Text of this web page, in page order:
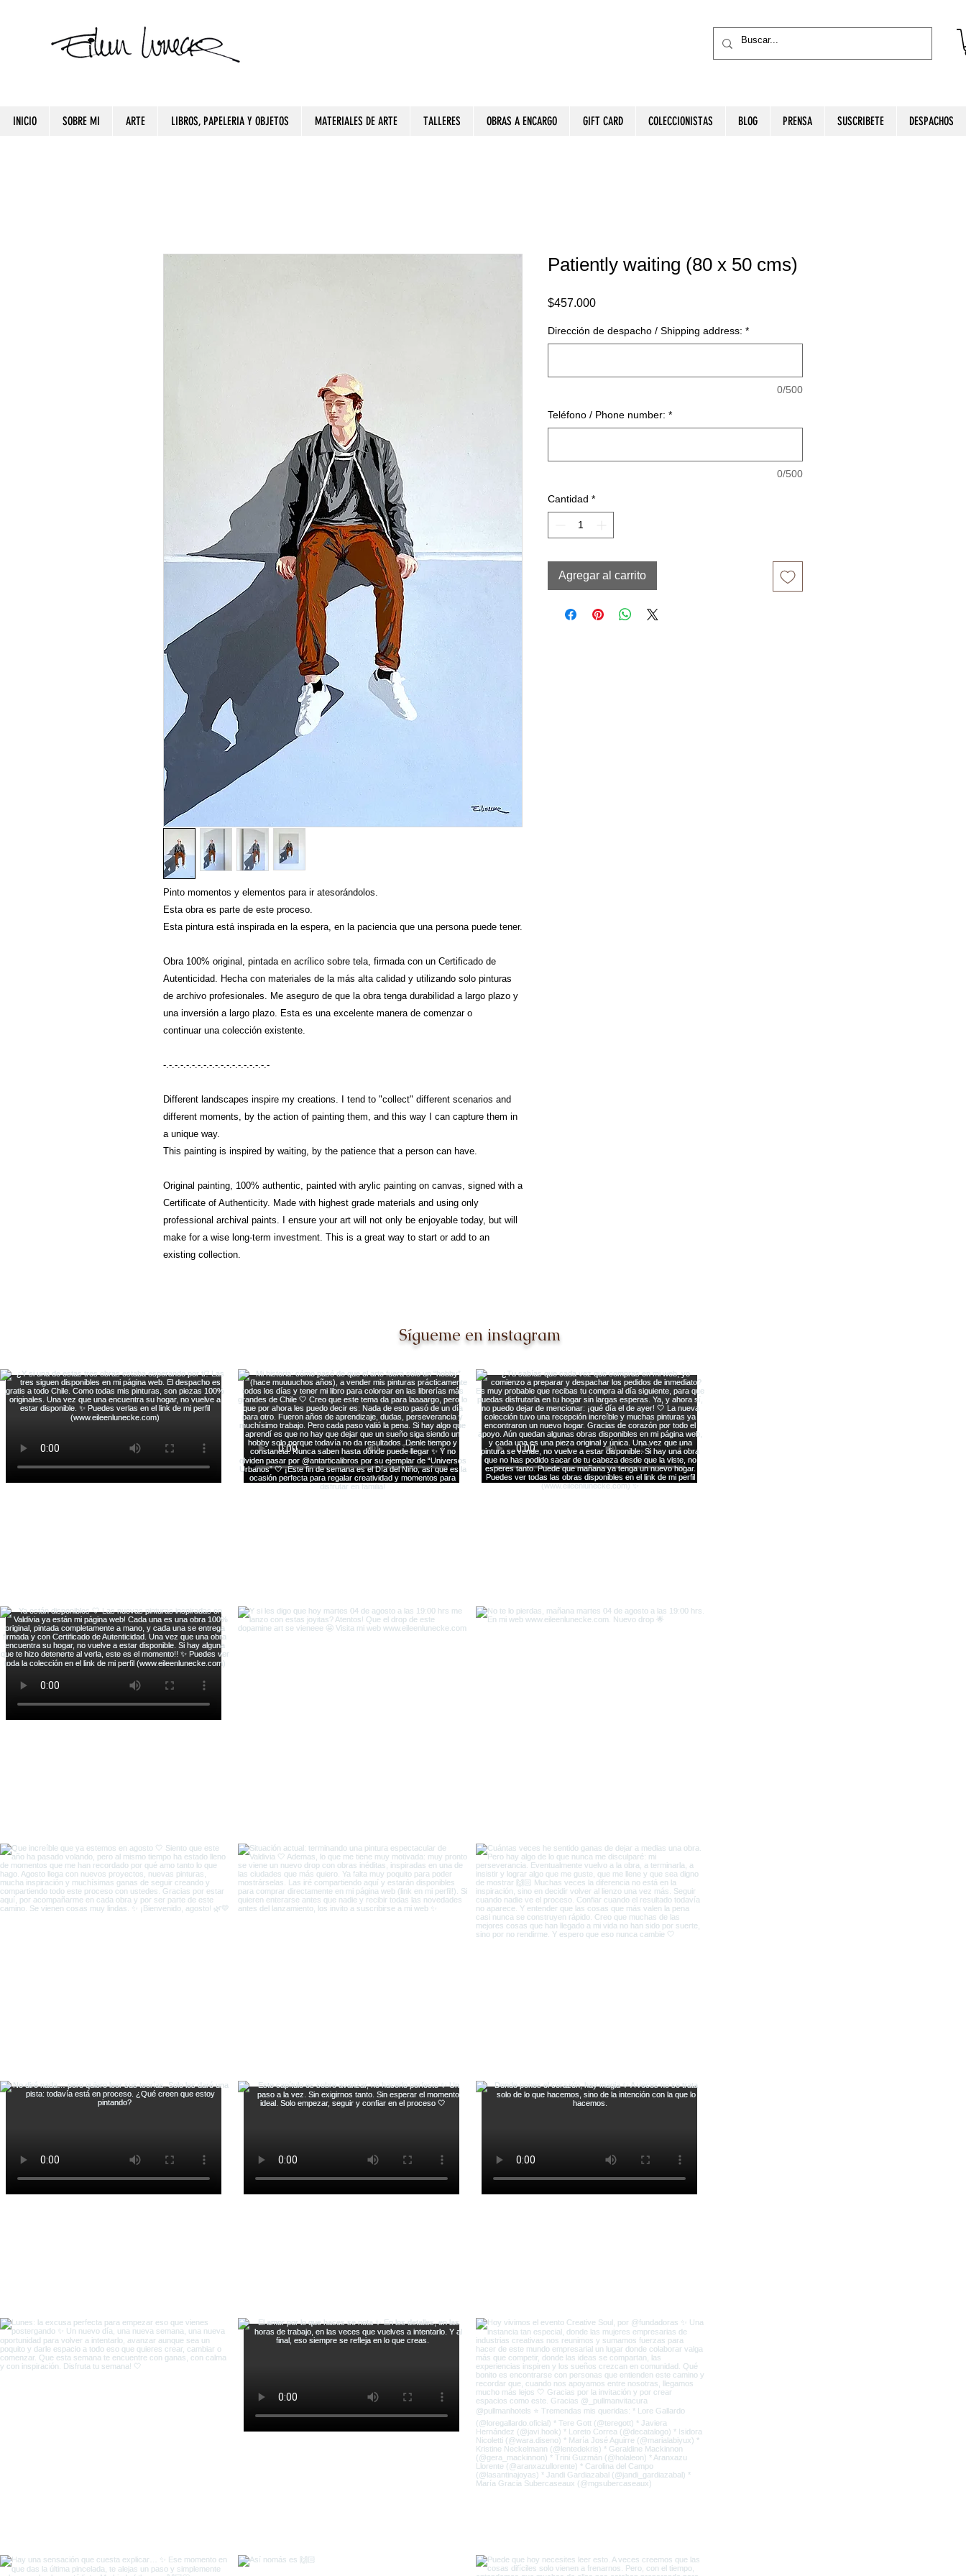
INICIO SOBRE MI ARTE LIBROS, PAPELERIA Y OBJETOS MATERIALES DE ARTE TALLERES OBRAS A ENCARGO GIFT CARD COLECCIONISTAS BLOG PRENSA SUSCRIBETE DESPACHOS
Pinto momentos y elementos para ir atesorándolos.
Esta obra es parte de este proceso.
Esta pintura está inspirada en la espera, en la paciencia que una persona puede tener.
Obra 100% original, pintada en acrílico sobre tela, firmada con un Certificado de
Autenticidad. Hecha con materiales de la más alta calidad y utilizando solo pinturas
de archivo profesionales. Me aseguro de que la obra tenga durabilidad a largo plazo y
una inversión a largo plazo. Esta es una excelente manera de comenzar o
continuar una colección existente.
-.-.-.-.-.-.-.-.-.-.-.-.-.-.-.-.-.-.-
Different landscapes inspire my creations. I tend to "collect" different scenarios and
different moments, by the action of painting them, and this way I can capture them in
a unique way.
This painting is inspired by waiting, by the patience that a person can have.
Original painting, 100% authentic, painted with arylic painting on canvas, signed with a
Certificate of Authenticity. Made with highest grade materials and using only
professional archival paints. I ensure your art will not only be enjoyable today, but will
make for a wise long-term investment. This is a great way to start or add to an
existing collection.
Patiently waiting (80 x 50 cms)
$457.000Precio
Dirección de despacho / Shipping address: *
0/500
Teléfono / Phone number: *
0/500
Cantidad *
Agregar al carrito
Sígueme en instagram